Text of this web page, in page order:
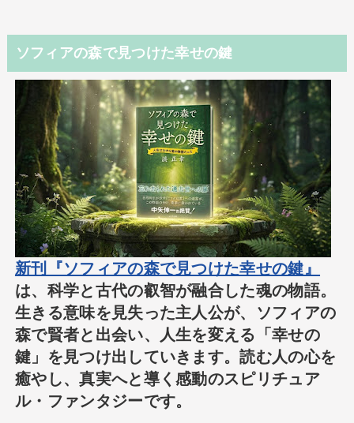
ソフィアの森で見つけた幸せの鍵
新刊『ソフィアの森で見つけた幸せの鍵』
は、科学と古代の叡智が融合した魂の物語。
生きる意味を見失った主人公が、ソフィアの
森で賢者と出会い、人生を変える「幸せの
鍵」を見つけ出していきます。読む人の心を
癒やし、真実へと導く感動のスピリチュア
ル・ファンタジーです。